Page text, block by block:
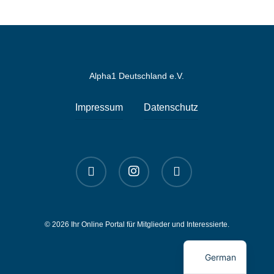
Alpha1 Deutschland e.V.
Impressum Datenschutz
linkedin instagram spotify
© 2026 Ihr Online Portal für Mitglieder und Interessierte.
German